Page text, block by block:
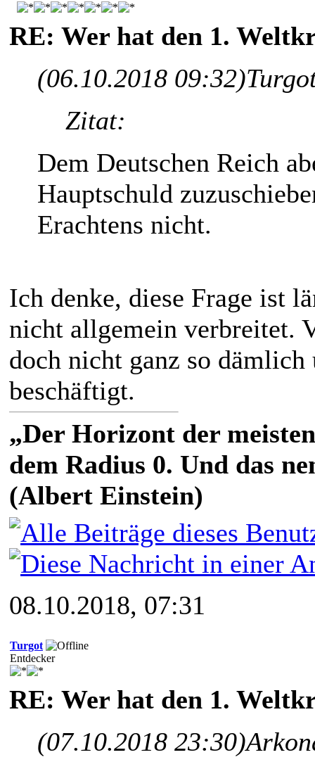
RE: Wer hat den 1.
(06.10.2018 09:32)
Zitat:
Dem Deutschen Reich
Hauptschuld
Erachtens nicht.
Ich denke, diese Frage ist
nicht allgemein
doch nicht ganz so
beschäftigt.
„Der Horizont der
dem Radius 0. Und das
(Albert Einstein)
08.10.2018, 07:31
Turgot
Entdecker
RE: Wer hat den 1.
(07.10.2018 23:30)